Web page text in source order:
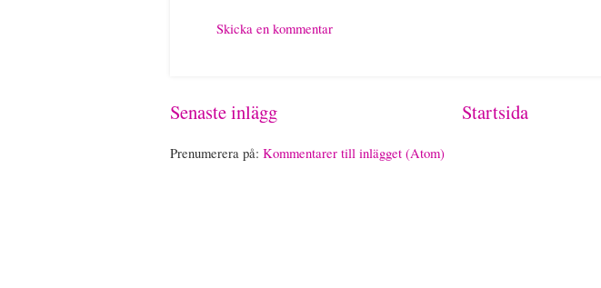
Skicka en kommentar
Senaste inlägg Startsida
Prenumerera på: Kommentarer till inlägget (Atom)